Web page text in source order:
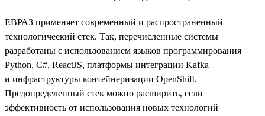
ЕВРАЗ применяет современный и распространенный
технологический стек. Так, перечисленные системы
разработаны с использованием языков программирования
Python, С#, ReactJS, платформы интеграции Kafka
и инфраструктуры контейнеризации OpenShift.
Предопределенный стек можно расширить, если
эффективность от использования новых технологий